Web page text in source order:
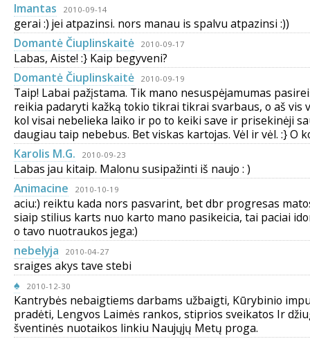
Imantas
2010-09-14
gerai :) jei atpazinsi. nors manau is spalvu atpazinsi :))
Domantė Čiuplinskaitė
2010-09-17
Labas, Aiste! :} Kaip begyveni?
Domantė Čiuplinskaitė
2010-09-19
Taip! Labai pažįstama. Tik mano nesuspėjamumas
reikia padaryti kažką tokio tikrai tikrai svarbaus, o aš vis
kol visai nebelieka laiko ir po to keiki save ir prisekinėji
daugiau taip nebebus. Bet viskas kartojas. Vėl ir vėl. :} O
Karolis M.G.
2010-09-23
Labas jau kitaip. Malonu susipažinti iš naujo : )
Animacine
2010-10-19
aciu:) reiktu kada nors pasvarint, bet dbr progresas
siaip stilius karts nuo karto mano pasikeicia, tai paciai
o tavo nuotraukos jega:)
nebelyja
2010-04-27
sraiges akys tave stebi
♠
2010-12-30
Kantrybės nebaigtiems darbams užbaigti, Kūrybinio
pradėti, Lengvos Laimės rankos, stiprios sveikatos Ir
šventinės nuotaikos linkiu Naujųjų Metų proga.